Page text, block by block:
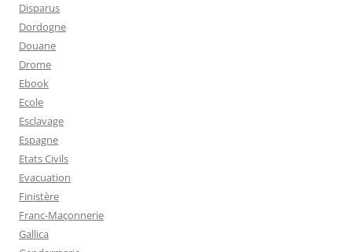
Disparus
Dordogne
Douane
Drome
Ebook
Ecole
Esclavage
Espagne
Etats Civils
Evacuation
Finistère
Franc-Maçonnerie
Gallica